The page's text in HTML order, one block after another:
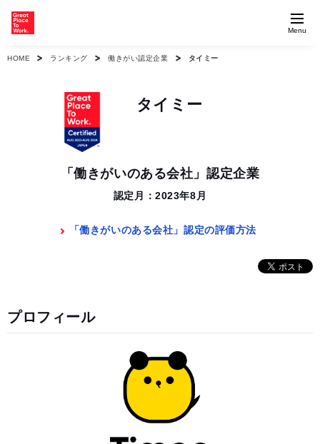
Menu
HOME ランキング 働きがい認定企業 タイミー
タイミー
「働きがいのある会社」認定企業
認定月：2023年8月
「働きがいのある会社」認定の評価方法
プロフィール